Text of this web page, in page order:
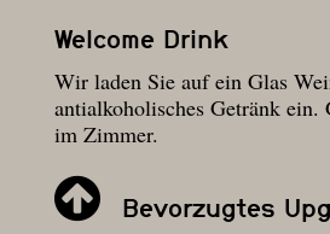
Welcome Drink
Wir laden Sie auf ein Glas
antialkoholisches Getränk ein.
im Zimmer.
Bevorzugtes